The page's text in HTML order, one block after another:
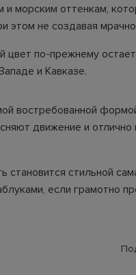
и морским оттенкам,
этом не создавая
цвет по-прежнему
и Кавказе.
востребованной
движение и отлично
становится стильной
если грамотно